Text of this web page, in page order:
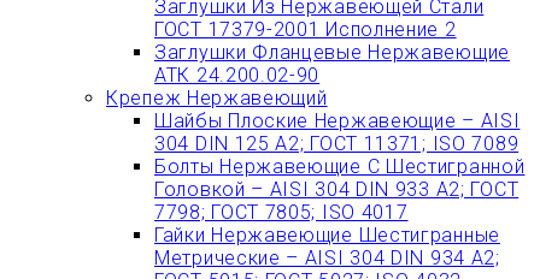
Заглушки Из Нержавеющей Стали
ГОСТ 17379-2001 Исполнение 2
Заглушки Фланцевые Нержавеющие
АТК 24.200.02-90
Крепеж Нержавеющий
Шайбы Плоские Нержавеющие – AISI
304 DIN 125 A2; ГОСТ 11371; ISO 7089
Болты Нержавеющие С Шестигранной
Головкой – AISI 304 DIN 933 A2; ГОСТ
7798; ГОСТ 7805; ISO 4017
Гайки Нержавеющие Шестигранные
Метрические – AISI 304 DIN 934 А2;